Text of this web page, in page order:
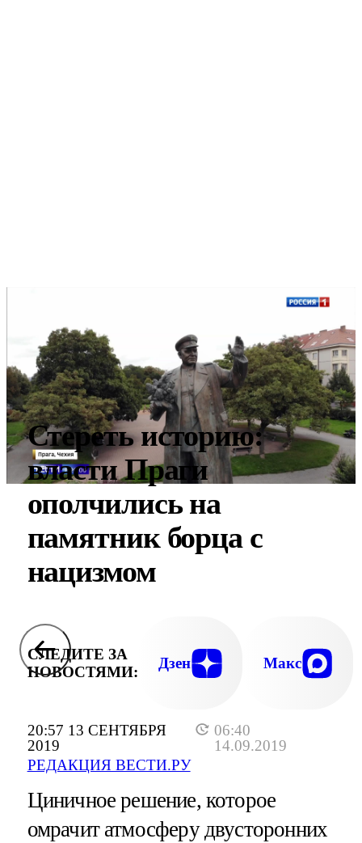
20:57 13 СЕНТЯБРЯ
2019
06:40
14.09.2019
РЕДАКЦИЯ ВЕСТИ.РУ
Стереть историю:
власти Праги
ополчились на
памятник борца с
нацизмом
СЛЕДИТЕ ЗА
НОВОСТЯМИ:
Дзен Макс
Циничное решение, которое
омрачит атмосферу двусторонних